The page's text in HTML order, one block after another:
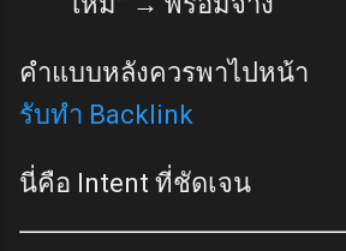
คำแบบหลังควรพาไปหน้า
รับทำ Backlink
นี่คือ Intent ที่ชัดเจน